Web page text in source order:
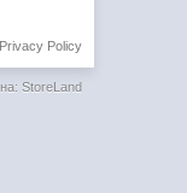
Privacy Policy
StoreLand